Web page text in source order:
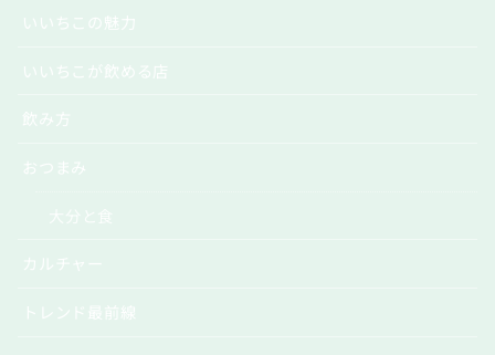
いいちこの魅力
いいちこが飲める店
飲み方
おつまみ
カルチャー
トレンド最前線